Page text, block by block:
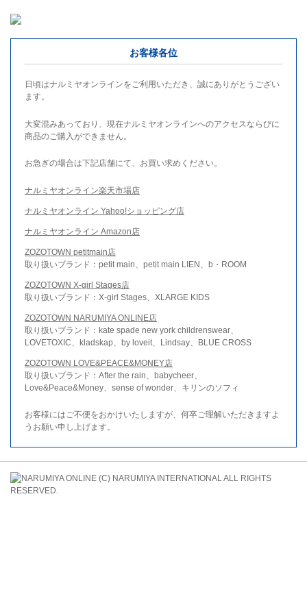
お客様各位
日頃はナルミヤオンラインをご利用いただき、誠にありがとうござい
ます。
大変混みあっており、現在ナルミヤオンラインへのアクセスならびに
商品のご購入ができません。
お急ぎの場合は下記店舗にて、お買い求めください。
ナルミヤオンライン楽天市場店
ナルミヤオンライン Yahoo!ショッピング店
ナルミヤオンライン Amazon店
ZOZOTOWN petitmain店
取り扱いブランド：petit main、petit main LIEN、b・ROOM
ZOZOTOWN X-girl Stages店
取り扱いブランド：X-girl Stages、XLARGE KIDS
ZOZOTOWN NARUMIYA ONLINE店
取り扱いブランド：kate spade new york childrenswear、
LOVETOXIC、kladskap、by loveit、Lindsay、BLUE CROSS
ZOZOTOWN LOVE&PEACE&MONEY店
取り扱いブランド：After the rain、babycheer、
Love&Peace&Money、sense of wonder、キリンのソフィ
お客様にはご不便をおかけいたしますが、何卒ご理解いただきますよ
うお願い申し上げます。